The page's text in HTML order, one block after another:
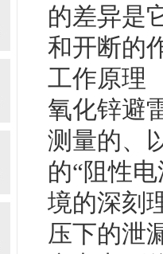
的差异是
和开断的
工作原理
氧化锌避
测量的、
的“阻性
境的深刻
压下的泄